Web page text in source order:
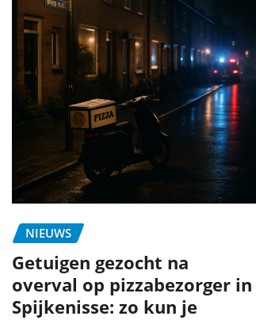
NIEUWS
Getuigen gezocht na
overval op pizzabezorger in
Spijkenisse: zo kun je